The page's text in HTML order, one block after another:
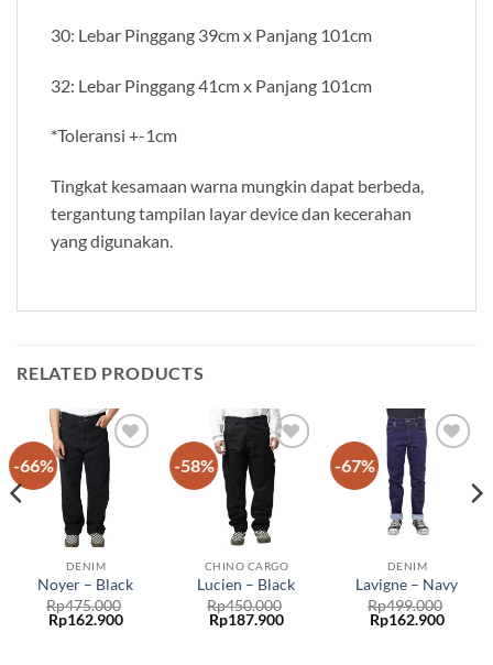
30: Lebar Pinggang 39cm x Panjang 101cm
32: Lebar Pinggang 41cm x Panjang 101cm
*Toleransi +-1cm
Tingkat kesamaan warna mungkin dapat berbeda,
tergantung tampilan layar device dan kecerahan
yang digunakan.
RELATED PRODUCTS
-66%
wishlist
DENIM
Noyer – Black
Rp475.000
Rp162.900
-58%
Add to
wishlist
CHINO CARGO
Lucien – Black
Rp450.000
Rp187.900
-67%
Add to
wishlist
DENIM
Lavigne – Navy
Rp499.000
Rp162.900